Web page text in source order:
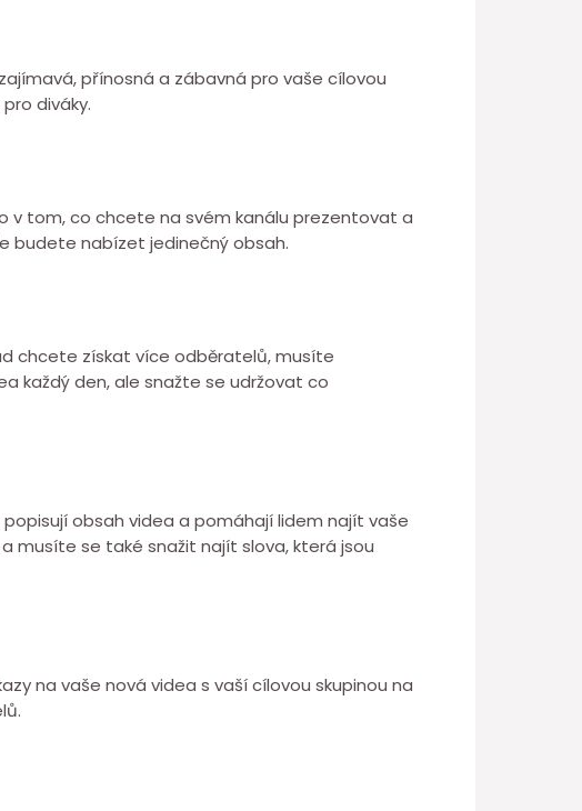
přínosná a zábavná pro vaše cílovou
diváky.
v tom, co chcete na svém kanálu prezentovat a
budete nabízet jedinečný obsah.
chcete získat více odběratelů, musíte
každý den, ale snažte se udržovat co
obsah videa a pomáhají lidem najít vaše
musíte se také snažit najít slova, která jsou
na vaše nová videa s vaší cílovou skupinou na